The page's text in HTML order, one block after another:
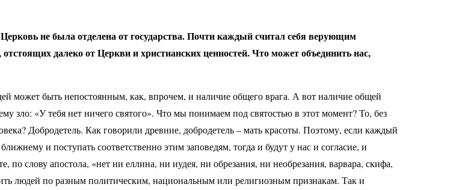
не была отделена от государства. Почти каждый считал себя верующим
далеко от Церкви и христианских ценностей. Что может объединить нас,
может быть непостоянным, как, впрочем, и наличие общего врага. А вот наличие общей
зло: «У тебя нет ничего святого». Что мы понимаем под святостью в этот момент? То, без
Добродетель. Как говорили древние, добродетель – мать красоты. Поэтому, если каждый
и поступать соответственно этим заповедям, тогда и будут у нас и согласие, и
по слову апостола, «нет ни еллина, ни иудея, ни обрезания, ни необрезания, варвара, скифа,
людей по разным политическим, национальным или религиозным признакам. Так и